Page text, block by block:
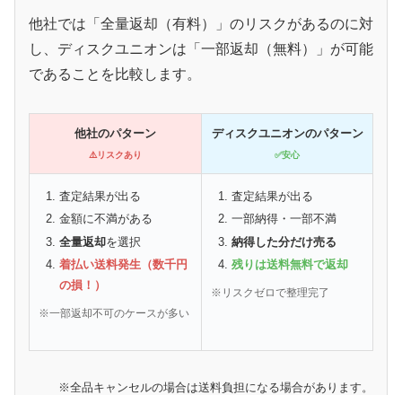
他社では「全量返却（有料）」のリスクがあるのに対
し、ディスクユニオンは「一部返却（無料）」が可能
であることを比較します。
他社のパターン
⚠️リスクあり
ディスクユニオンのパターン
✅安心
査定結果が出る
金額に不満がある
全量返却を選択
着払い送料発生（数千円
の損！）
※一部返却不可のケースが多い
査定結果が出る
一部納得・一部不満
納得した分だけ売る
残りは送料無料で返却
※リスクゼロで整理完了
※全品キャンセルの場合は送料負担になる場合があります。